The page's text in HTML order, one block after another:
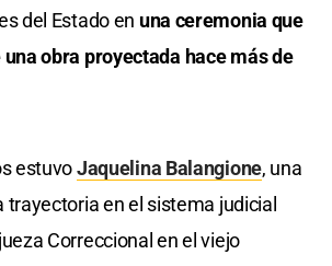
del Estado en una ceremonia que
obra proyectada hace más de
estuvoJaquelina Balangione, una
trayectoria en el sistema judicial
Correccional en el viejo